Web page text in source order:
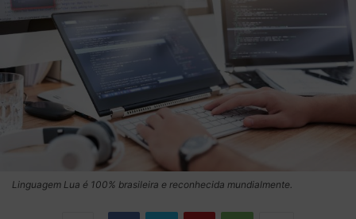
Linguagem Lua é 100% brasileira e reconhecida mundialmente.